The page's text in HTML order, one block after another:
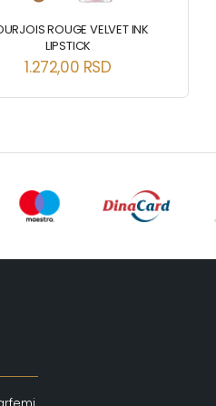
ROUGE VELVET INK
LIPSTICK
1.272,00 RSD